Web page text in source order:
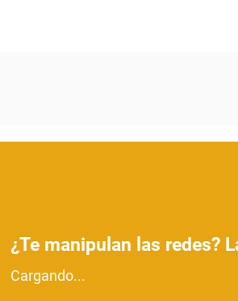
¿Te manipulan las redes?
Cargando...